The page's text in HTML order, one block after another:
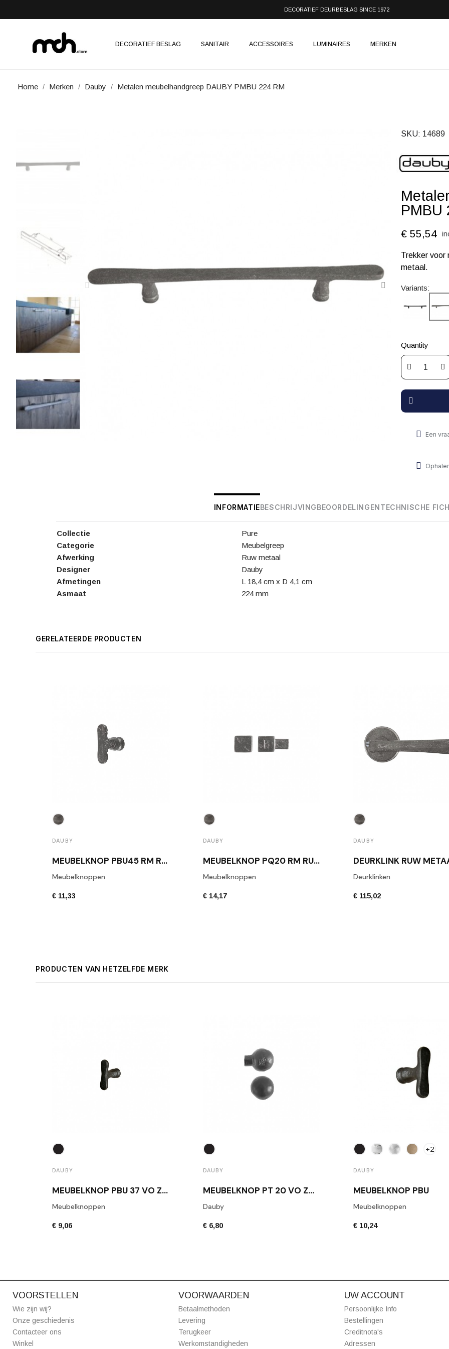
DECORATIEF DEURBESLAG SINCE 1972
DECORATIEF BESLAG SANITAIR ACCESSOIRES LUMINAIRES MERKEN
Home Merken Dauby Metalen meubelhandgreep DAUBY PMBU 224 RM
SKU 14689
PMBU
€ 55,54
Trekker voor
metaal.
Variants:
Quantity
Een
INFORMATIEBESCHRIJVINGBEOORDELINGENTECHNISCHE
Collectie
Pure
Categorie
Meubelgreep
Afwerking
Ruw metaal
Designer
Dauby
Afmetingen
L 18,4 cm x D 4,1 cm
Asmaat
224 mm
GERELATEERDE PRODUCTEN
DAUBY
MEUBELKNOP PBU45 RM RUW METAAL
Meubelknoppen
€ 11,33
DAUBY
MEUBELKNOP PQ20 RM RUW METAAL
Meubelknoppen
€ 14,17
DAUBY
Deurklinken
€ 115,02
PRODUCTEN VAN HETZELFDE MERK
DAUBY
MEUBELKNOP PBU 37 VO ZWART
Meubelknoppen
€ 9,06
DAUBY
MEUBELKNOP PT 20 VO ZWART
Dauby
€ 6,80
+2
DAUBY
MEUBELKNOP PBU
Meubelknoppen
€ 10,24
VOORSTELLEN
Wie zijn wij?
Onze geschiedenis
Contacteer ons
Winkel
VOORWAARDEN
Betaalmethoden
Levering
Terugkeer
Werkomstandigheden
UW ACCOUNT
Persoonlijke Info
Bestellingen
Creditnota's
Adressen